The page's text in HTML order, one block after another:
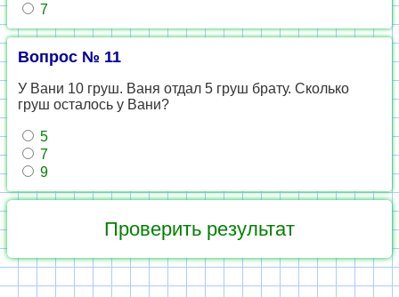
7
Вопрос № 11
У Вани 10 груш. Ваня отдал 5 груш брату. Сколько
груш осталось у Вани?
5
7
9